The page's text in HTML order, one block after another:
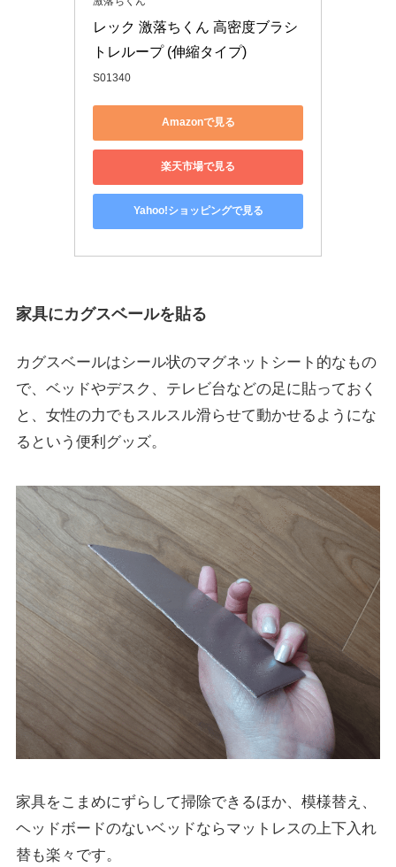
レック 激落ちくん 高密度ブラシ
トレループ (伸縮タイプ)
S01340
Amazonで見る
楽天市場で見る
Yahoo!ショッピングで見る
家具にカグスベールを貼る
カグスベールはシール状のマグネットシート的なもの
で、ベッドやデスク、テレビ台などの足に貼っておく
と、女性の力でもスルスル滑らせて動かせるようにな
るという便利グッズ。
家具をこまめにずらして掃除できるほか、模様替え、
ヘッドボードのないベッドならマットレスの上下入れ
替も楽々です。